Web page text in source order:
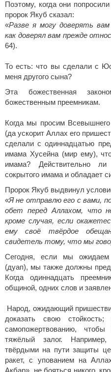
Поэтому, когда они
пророк Якуб сказал:
«Разве я могу доверять
как доверял вам прежде
64).
То есть: что вы сделали с
меня другого сына?
Эта божественная
божественным преемникам.
Когда мы просим
(да ускорит Аллах его
сделали с одиннадцатью
имама Хусейна (мир ему),
имама? Действительно
сокрытого имама и обладает
Пророк Якуб выдвинул
«Я не отправлю его с вами,
обет перед Аллахом, что
кроме случая, если
ему своё твёрдое
свидетель тому, что мы
Сегодня, если мы
(дуап), мы также должны
Когда одиннадцать
общиной, одних слов и
Народ, ожидающий
доказать свою
самопожертвованию,
тяжёлый залог.
твёрдыми на пути защиты
ракет, с упованием на